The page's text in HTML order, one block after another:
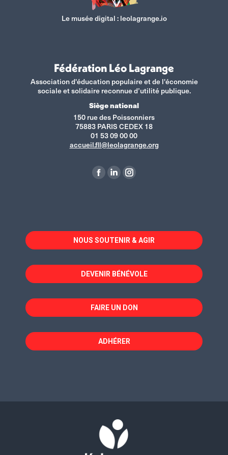
Le musée digital : leolagrange.io
Fédération Léo Lagrange
Association d'éducation populaire et de l'économie
sociale et solidaire reconnue d’utilité publique.
Siège national
150 rue des Poissonniers
75883 PARIS CEDEX 18
01 53 09 00 00
accueil.fll@leolagrange.org
La
dans
une
fenêtre
La
dans
une
fenêtre
La
dans
une
fenêtre
NOUS SOUTENIR & AGIR
DEVENIR BÉNÉVOLE
FAIRE UN DON
ADHÉRER